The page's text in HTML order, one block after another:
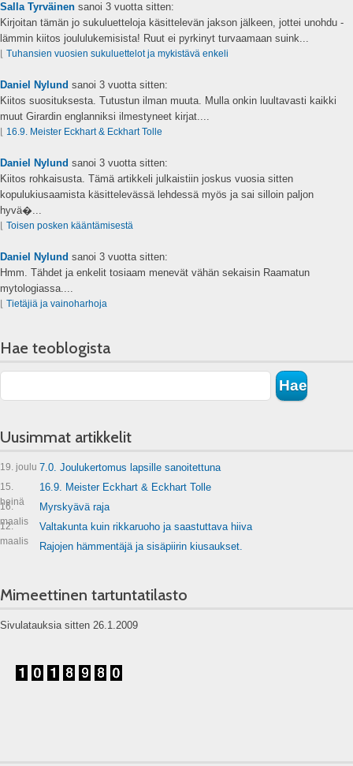
Salla Tyrväinen sanoi 3 vuotta sitten:
Kirjoitan tämän jo sukuluetteloja käsittelevän jakson jälkeen, jottei unohdu -
lämmin kiitos joululukemisista! Ruut ei pyrkinyt turvaamaan suink...
Tuhansien vuosien sukuluettelot ja mykistävä enkeli
Daniel Nylund sanoi 3 vuotta sitten:
Kiitos suosituksesta. Tutustun ilman muuta. Mulla onkin luultavasti kaikki
muut Girardin englanniksi ilmestyneet kirjat....
16.9. Meister Eckhart & Eckhart Tolle
Daniel Nylund sanoi 3 vuotta sitten:
Kiitos rohkaisusta. Tämä artikkeli julkaistiin joskus vuosia sitten
kopulukiusaamista käsittelevässä lehdessä myös ja sai silloin paljon
hyvä�...
Toisen posken kääntämisestä
Daniel Nylund sanoi 3 vuotta sitten:
Hmm. Tähdet ja enkelit tosiaam menevät vähän sekaisin Raamatun
mytologiassa....
Tietäjiä ja vainoharhoja
Hae teoblogista
Uusimmat artikkelit
19. joulu 7.0. Joulukertomus lapsille sanoitettuna
15.
heinä
16.9. Meister Eckhart & Eckhart Tolle
16.
maalis
Myrskyävä raja
12.
maalis
Valtakunta kuin rikkaruoho ja saastuttava hiiva
Rajojen hämmentäjä ja sisäpiirin kiusaukset.
Mimeettinen tartuntatilasto
Sivulatauksia sitten 26.1.2009